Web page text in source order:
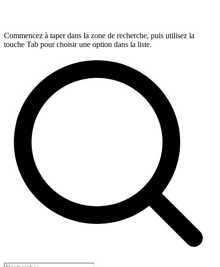
Commencez à taper dans la zone de recherche, puis utilisez la
touche Tab pour choisir une option dans la liste.